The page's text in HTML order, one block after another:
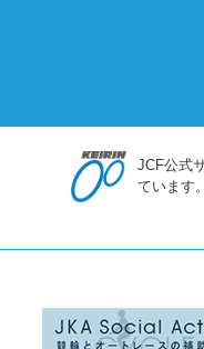
JCF公式
ています。